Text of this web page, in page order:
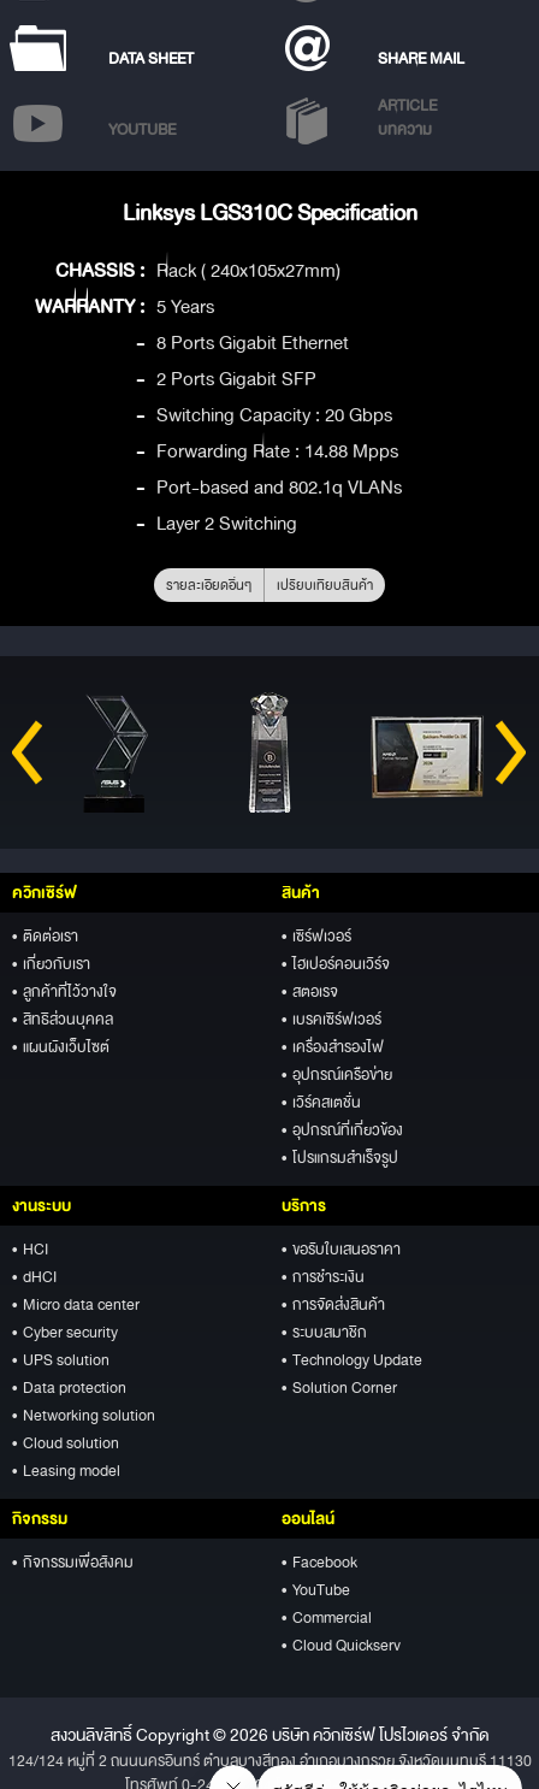
DATA SHEET SHARE MAIL
YOUTUBE
ARTICLE
บทความ
Linksys LGS310C Specification
CHASSIS : Rack ( 240x105x27mm)
WARRANTY : 5 Years
- 8 Ports Gigabit Ethernet
- 2 Ports Gigabit SFP
- Switching Capacity : 20 Gbps
- Forwarding Rate : 14.88 Mpps
- Port-based and 802.1q VLANs
- Layer 2 Switching
รายละเอียดอื่นๆ เปรียบเทียบสินค้า
ควิกเซิร์ฟ
• ติดต่อเรา
• เกี่ยวกับเรา
• ลูกค้าที่ไว้วางใจ
• สิทธิส่วนบุคคล
• แผนผังเว็บไซต์
สินค้า
• เซิร์ฟเวอร์
• ไฮเปอร์คอนเวิร์จ
• สตอเรจ
• เบรคเซิร์ฟเวอร์
• เครื่องสำรองไฟ
• อุปกรณ์เครือข่าย
• เวิร์คสเตชั่น
• อุปกรณ์ที่เกี่ยวข้อง
• โปรแกรมสำเร็จรูป
งานระบบ
• HCI
• dHCI
• Micro data center
• Cyber security
• UPS solution
• Data protection
• Networking solution
• Cloud solution
• Leasing model
บริการ
• ขอรับใบเสนอราคา
• การชำระเงิน
• การจัดส่งสินค้า
• ระบบสมาชิก
• Technology Update
• Solution Corner
กิจกรรม
• กิจกรรมเพื่อสังคม
ออนไลน์
• Facebook
• YouTube
• Commercial
• Cloud Quickserv
สงวนลิขสิทธิ์ Copyright © 2026 บริษัท ควิกเซิร์ฟ โปรไวเดอร์ จำกัด
124/124 หมู่ที่ 2 ถนนนครอินทร์ ตำบลบางสีทอง อำเภอบางกรวย จังหวัดนนทบุรี 11130